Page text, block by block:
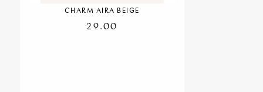
CHARM AIRA BEIGE
29.00